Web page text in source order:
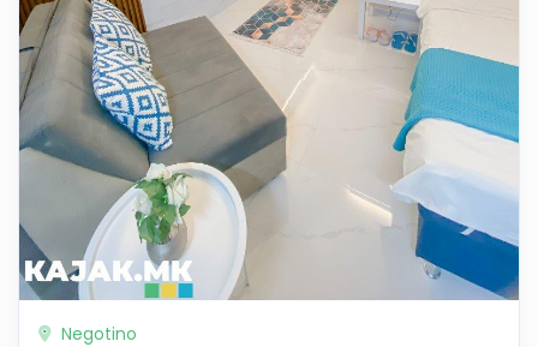
Negotino